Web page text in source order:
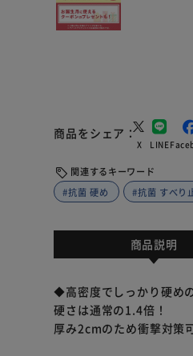
商品をシェア
X LINE
関連するキーワード
#抗菌 硬め
#抗菌 すべり
商品説明
◆高密度でしっかり硬め
硬さは通常の1.4倍！
厚み2cmのため衝撃対策